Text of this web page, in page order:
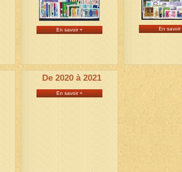
En savoir + En savoir
De 2020 à 2021
En savoir +